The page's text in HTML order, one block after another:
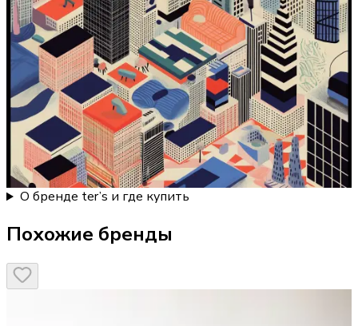
О бренде ter’s и где купить
Похожие бренды